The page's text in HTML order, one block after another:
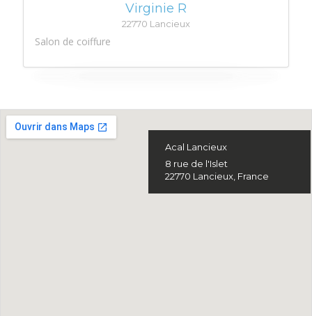
Virginie R
22770 Lancieux
Salon de coiffure
Acal Lancieux
8 rue de l'Islet
22770 Lancieux, France